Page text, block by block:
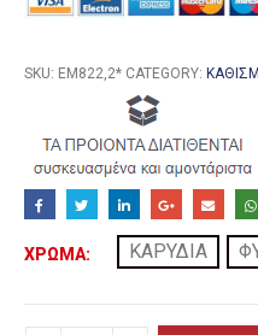
SKU: ΕΜ822,2* CATEGORY:
ΧΡΩΜΑ ΚΑΡΥΔΙΑ